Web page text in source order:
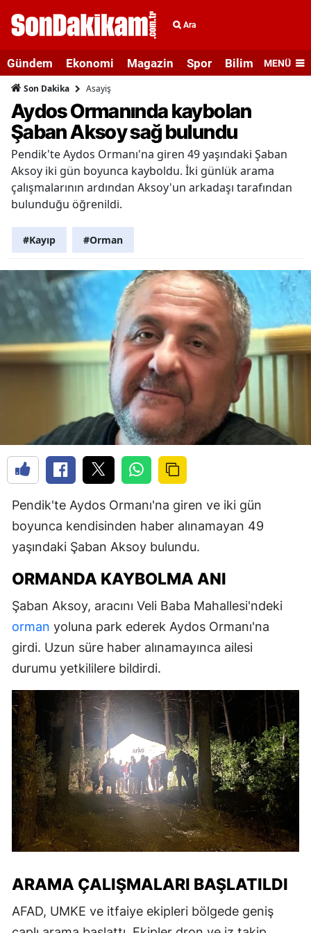
Ara
Gündem Ekonomi Magazin Spor Bilim veMENÜ
Son Dakika Asayiş
Aydos Ormanında kaybolan
Şaban Aksoy sağ bulundu
Pendik'te Aydos Ormanı'na giren 49 yaşındaki Şaban
Aksoy iki gün boyunca kayboldu. İki günlük arama
çalışmalarının ardından Aksoy'un arkadaşı tarafından
bulunduğu öğrenildi.
#Kayıp #Orman
Pendik'te Aydos Ormanı'na giren ve iki gün
boyunca kendisinden haber alınamayan 49
yaşındaki Şaban Aksoy bulundu.
ORMANDA KAYBOLMA ANI
Şaban Aksoy, aracını Veli Baba Mahallesi'ndeki
orman yoluna park ederek Aydos Ormanı'na
girdi. Uzun süre haber alınamayınca ailesi
durumu yetkililere bildirdi.
ARAMA ÇALIŞMALARI BAŞLATILDI
AFAD, UMKE ve itfaiye ekipleri bölgede geniş